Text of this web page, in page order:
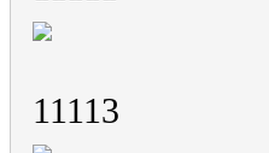
11113